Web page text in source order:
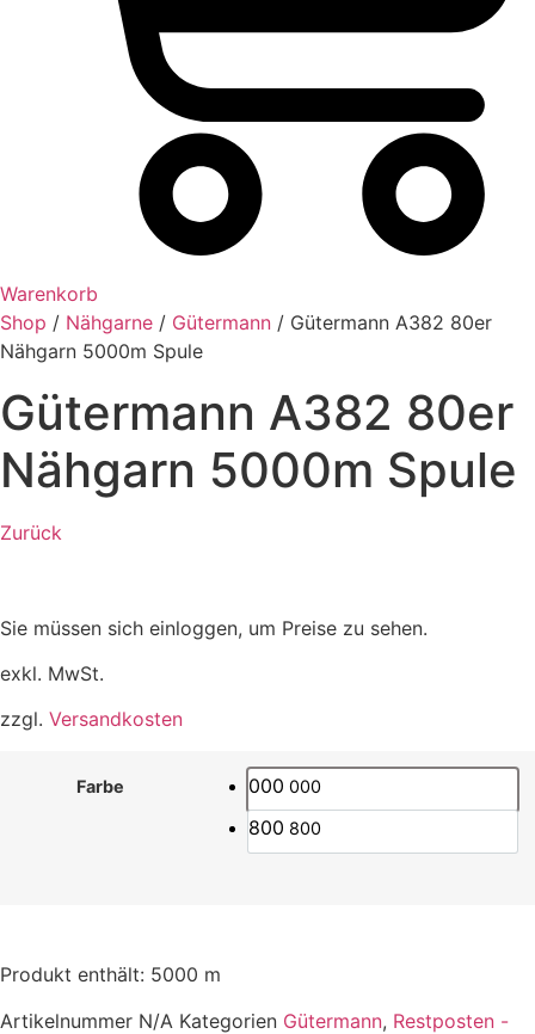
Warenkorb
Shop / Nähgarne / Gütermann / Gütermann A382 80er
Nähgarn 5000m Spule
Gütermann A382 80er
Nähgarn 5000m Spule
Zurück
Sie müssen sich einloggen, um Preise zu sehen.
exkl. MwSt.
zzgl. Versandkosten
Farbe 000 000
800 800
Produkt enthält: 5000 m
Artikelnummer N/A Kategorien Gütermann, Restposten -